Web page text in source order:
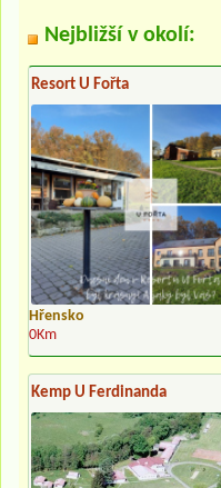
Nejbližší v okolí:
Resort U Fořta
Hřensko
0Km
Kemp U Ferdinanda